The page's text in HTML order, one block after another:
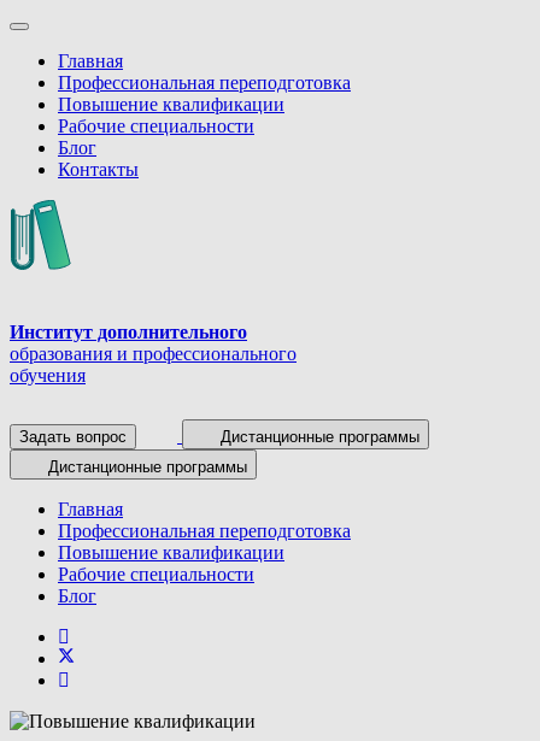
Главная
Профессиональная переподготовка
Повышение квалификации
Рабочие специальности
Блог
Контакты
Институт дополнительного
образования и профессионального
обучения
Задать вопрос
Дистанционные программы
Дистанционные программы
Главная
Профессиональная переподготовка
Повышение квалификации
Рабочие специальности
Блог